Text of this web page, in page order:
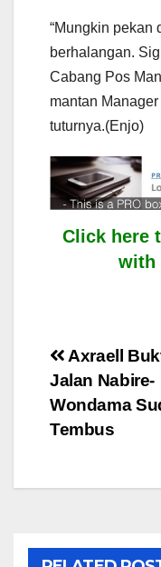
“Mungkin pekan
berhalangan.
Cabang Pos
mantan
tuturnya.(Enjo)
Click here
with
Post
Axraell
Jalan Nabire-
Wondama
Tembus